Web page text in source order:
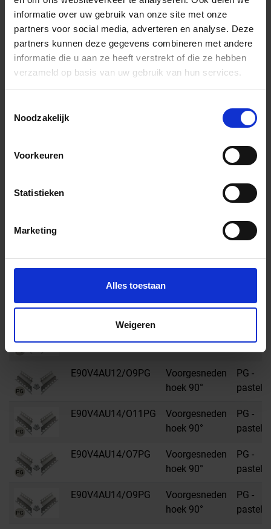
informatie over uw gebruik van onze site met onze
partners voor social media, adverteren en analyse. Deze
partners kunnen deze gegevens combineren met andere
informatie die u aan ze heeft verstrekt of die ze hebben
verzameld op basis van uw gebruik van hun services.
Noodzakelijk
Voorkeuren
Statistieken
Marketing
Alles toestaan
Weigeren
E90V4AU16/O9HB
Voorgesneden
E90V4AU8/O11HB
Voorgesneden
hoek 90°
HB -
E90V4AU8/O7HB
Voorgesneden
HB -
Voorgesneden
HB -
hoek 90°
E90V4AU12/O11PG
hoek 90°
E90V4AU12/O7PG
E90V4AU12/O9PG
Voorgesneden
hoek 90°
PG -
E90V4AU14/O11PG
Voorgesneden
hoek 90°
PG -
E90V4AU14/O7PG
Voorgesneden
hoek 90°
PG -
E90V4AU14/O9PG
Voorgesneden
hoek 90°
PG -